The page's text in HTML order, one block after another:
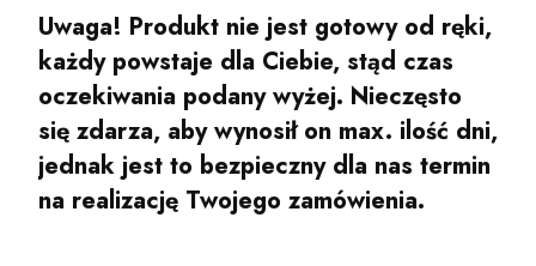
Uwaga! Produkt nie jest gotowy od ręki,
każdy powstaje dla Ciebie, stąd czas
oczekiwania podany wyżej. Nieczęsto
się zdarza, aby wynosił on max. ilość dni,
jednak jest to bezpieczny dla nas termin
na realizację Twojego zamówienia.